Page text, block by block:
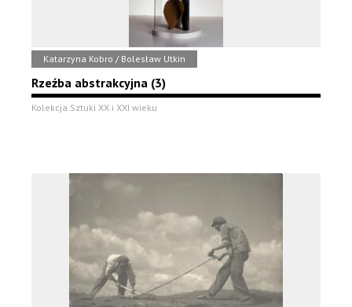
Katarzyna Kobro / Bolesław Utkin
Rzeźba abstrakcyjna (3)
Kolekcja Sztuki XX i XXI wieku